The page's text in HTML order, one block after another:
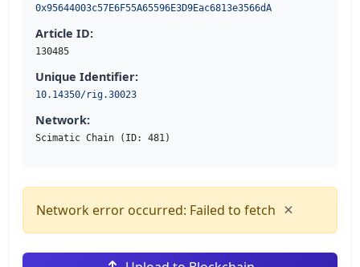
0x95644003c57E6F55A65596E3D9Eac6813e3566dA
Article ID:
130485
Unique Identifier:
10.14350/rig.30023
Network:
Scimatic Chain (ID: 481)
Network error occurred: Failed to fetch ×